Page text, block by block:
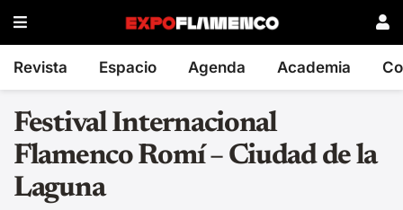
Revista Espacio Agenda Academia
Festival Internacional
Flamenco Romí – Ciudad de la
Laguna